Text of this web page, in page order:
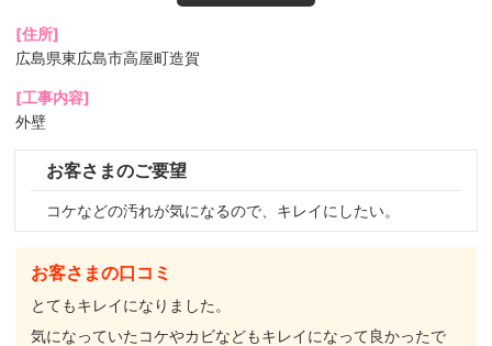
[住所]
広島県東広島市高屋町造賀
[工事内容]
外壁
お客さまのご要望
コケなどの汚れが気になるので、キレイにしたい。
お客さまの口コミ
とてもキレイになりました。
気になっていたコケやカビなどもキレイになって良かったで